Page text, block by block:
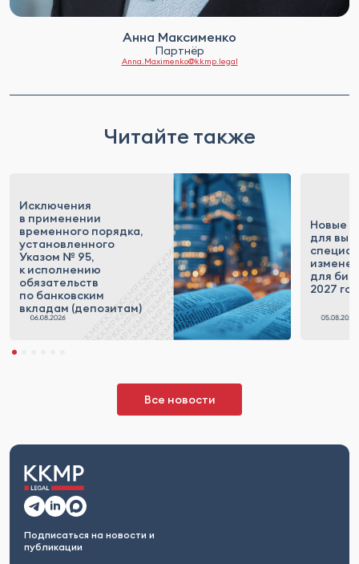
Анна Максименко
Партнёр
Anna.Maximenko@kkmp.legal
Читайте также
Исключения
в применении
временного порядка,
установленного
Указом № 95,
к исполнению
обязательств
по банковским
вкладам (депозитам)
Новые
для
для
2027
Все новости
Подписаться на новости и
публикации